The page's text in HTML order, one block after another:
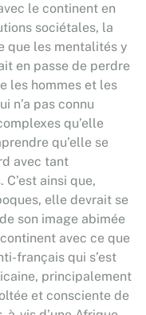
le continent en
sociétales, la
que les mentalités y
en passe de perdre
les hommes et les
n’a pas connu
qu’elle
qu’elle se
avec tant
ainsi que,
elle devrait se
son image abimée
avec ce que
français qui s’est
principalement
et consciente de